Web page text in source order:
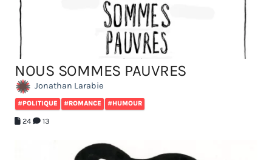
NOUS SOMMES PAUVRES
Jonathan Larabie
#POLITIQUE #ROMANCE #HUMOUR
24 13